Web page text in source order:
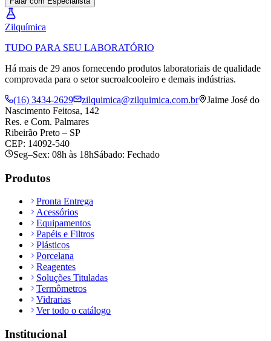
Zilquímica
TUDO PARA SEU LABORATÓRIO
Há mais de 29 anos fornecendo produtos laboratoriais de qualidade
comprovada para o setor sucroalcooleiro e demais indústrias.
(16) 3434-2629
zilquimica@zilquimica.com.br
Jaime José do
Nascimento Feitosa, 142
Res. e Com. Palmares
Ribeirão Preto – SP
CEP: 14092-540
Seg–Sex: 08h às 18hSábado: Fechado
Produtos
Pronta Entrega
Acessórios
Equipamentos
Papéis e Filtros
Plásticos
Porcelana
Reagentes
Soluções Tituladas
Termômetros
Vidrarias
Ver todo o catálogo
Institucional